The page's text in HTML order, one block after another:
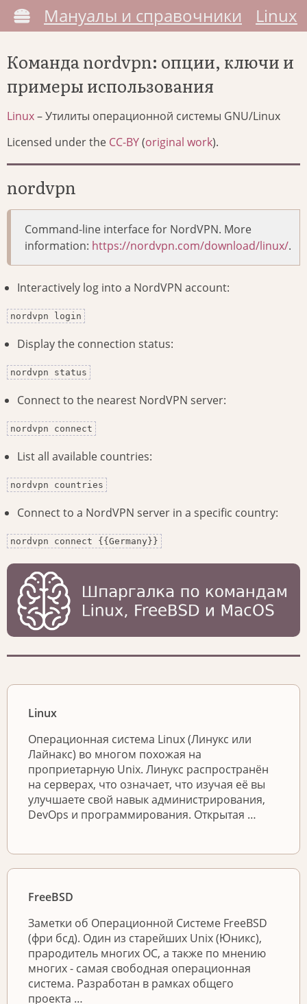
Мануалы и справочники Linux
Команда nordvpn: опции, ключи и
примеры использования
Linux– Утилиты операционной системы GNU/Linux
Licensed under the CC-BY(original work).
nordvpn
Command-line interface for NordVPN. More
information: https://nordvpn.com/download/linux/.
Interactively log into a NordVPN account:
nordvpn login
Display the connection status:
nordvpn status
Connect to the nearest NordVPN server:
nordvpn connect
List all available countries:
nordvpn countries
Connect to a NordVPN server in a specific country:
nordvpn connect {{Germany}}
Linux
Операционная система Linux (Линукс или
Лайнакс) во многом похожая на
проприетарную Unix. Линукс распространён
на серверах, что означает, что изучая её вы
улучшаете свой навык администрирования,
DevOps и программирования. Открытая …
FreeBSD
Заметки об Операционной Системе FreeBSD
(фри бсд). Один из старейших Unix (Юникс),
прародитель многих ОС, а также по мнению
многих - самая свободная операционная
система. Разработан в рамках общего
проекта …